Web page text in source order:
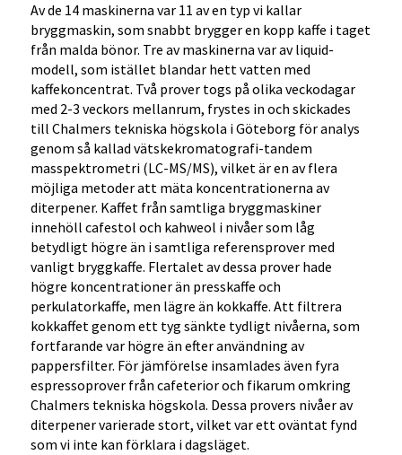
Av de 14 maskinerna var 11 av en typ vi kallar
bryggmaskin, som snabbt brygger en kopp kaffe i taget
från malda bönor. Tre av maskinerna var av liquid-
modell, som istället blandar hett vatten med
kaffekoncentrat. Två prover togs på olika veckodagar
med 2-3 veckors mellanrum, frystes in och skickades
till Chalmers tekniska högskola i Göteborg för analys
genom så kallad vätskekromatografi-tandem
masspektrometri (LC-MS/MS), vilket är en av flera
möjliga metoder att mäta koncentrationerna av
diterpener. Kaffet från samtliga bryggmaskiner
innehöll cafestol och kahweol i nivåer som låg
betydligt högre än i samtliga referensprover med
vanligt bryggkaffe. Flertalet av dessa prover hade
högre koncentrationer än presskaffe och
perkulatorkaffe, men lägre än kokkaffe. Att filtrera
kokkaffet genom ett tyg sänkte tydligt nivåerna, som
fortfarande var högre än efter användning av
pappersfilter. För jämförelse insamlades även fyra
espressoprover från cafeterior och fikarum omkring
Chalmers tekniska högskola. Dessa provers nivåer av
diterpener varierade stort, vilket var ett oväntat fynd
som vi inte kan förklara i dagsläget.